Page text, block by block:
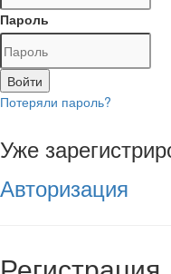
Пароль
Войти
Потеряли пароль?
Уже
Авторизация